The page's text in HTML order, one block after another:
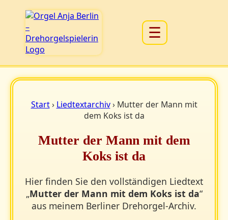
☰
Start› Liedtextarchiv› Mutter der Mann mit
dem Koks ist da
Mutter der Mann mit dem
Koks ist da
Hier finden Sie den vollständigen Liedtext
„Mutter der Mann mit dem Koks ist da“
aus meinem Berliner Drehorgel-Archiv.